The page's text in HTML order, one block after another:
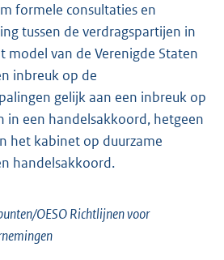
formele consultaties en
tussen de verdragspartijen in
model van de Verenigde Staten
inbreuk op de
gelijk aan een inbreuk op
in een handelsakkoord, hetgeen
het kabinet op duurzame
handelsakkoord.
OESO Richtlijnen voor